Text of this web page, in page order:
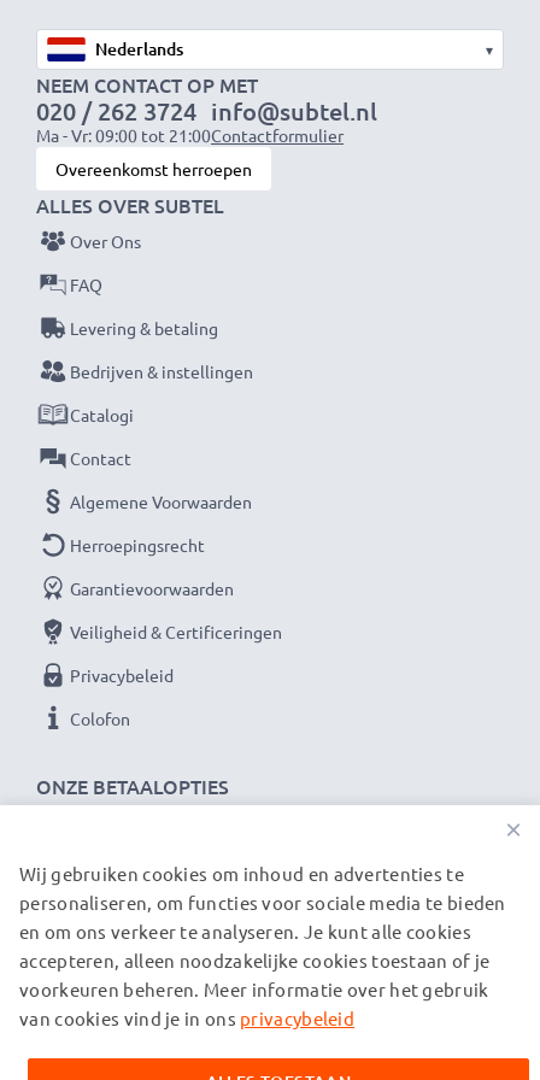
Spanning: 7.2V - 7.4V
Celtype: Lithium Ion
Dimensies: 58.55 x 37.13 x 36.01mm
Kleur: zwart
biedt de beste kwaliteit tegen een optimale
stroomverzorging tegen een eerlijke prijs.
★ 3 jaar garantie ★
Als internationale speciaalzaak sinds 2004 weten wij,
waar het bij hoogwaardige producten op aankomt.
Daarom verlenen wij een garantie van 36 maanden!
▾
NEEM CONTACT OP MET
020 / 262 3724
Ma - Vr: 09:00 tot 21:00
info@subtel.nl
Contactformulier
Overeenkomst herroepen
ONZE BETAALOPTIES
ALLES OVER SUBTEL
Over Ons
FAQ
Levering & betaling
Bedrijven & instellingen
Catalogi
Contact
Algemene Voorwaarden
Herroepingsrecht
Garantievoorwaarden
Veiligheid & Certificeringen
Privacybeleid
Colofon
ONZE VERZENDPARTNERS
© subtel.nl 2026
Alle prijzen zijn inclusief btw en exclusief verzendkosten.
Houd er rekening mee dat alle genoemde handelsmerken de
uitsluitend worden vermeld om informatie over onze
×
Wij gebruiken cookies om inhoud en advertenties te
personaliseren, om functies voor sociale media te bieden
en om ons verkeer te analyseren. Je kunt alle cookies
accepteren, alleen noodzakelijke cookies toestaan of je
voorkeuren beheren. Meer informatie over het gebruik
van cookies vind je in ons privacybeleid